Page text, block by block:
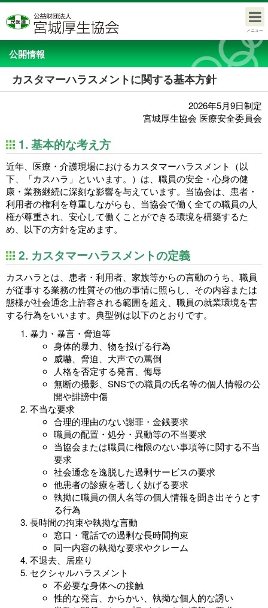
メニュー
公開情報
カスタマーハラスメントに関する基本方針
2026年5月9日制定
宮城厚生協会 医療安全委員会
1. 基本的な考え方
近年、医療・介護現場におけるカスタマーハラスメント（以
下、「カスハラ」といいます。）は、職員の安全・心身の健
康・業務継続に深刻な影響を与えています。当協会は、患者・
利用者の権利を尊重しながらも、当協会で働く全ての職員の人
権が尊重され、安心して働くことができる環境を構築するた
め、以下の方針を定めます。
2. カスタマーハラスメントの定義
カスハラとは、患者・利用者、家族等からの言動のうち、職員
が従事する業務の性質その他の事情に照らし、その内容または
態様が社会通念上許容される範囲を超え、職員の就業環境を害
する行為をいいます。典型例は以下のとおりです。
暴力・暴言・脅迫等
身体的暴力、物を投げる行為
威嚇、脅迫、大声での罵倒
人格を否定する発言、侮辱
無断の撮影、SNSでの職員の氏名等の個人情報の公
開や誹謗中傷
不当な要求
合理的理由のない謝罪・金銭要求
職員の配置・処分・異動等の不当要求
当協会または職員に権限のない事項等に関する不当
要求
社会通念を逸脱した過剰サービスの要求
他患者の診療を著しく妨げる要求
執拗に職員の個人名等の個人情報を聞き出そうとす
る行為
長時間の拘束や執拗な言動
窓口・電話での過剰な長時間拘束
同一内容の執拗な要求やクレーム
不退去、居座り
セクシャルハラスメント
不必要な身体への接触
性的な発言、からかい、執拗な個人的な誘い